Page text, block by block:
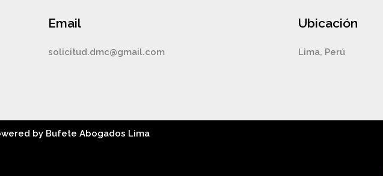
Email
solicitud.dmc@gmail.com
Ubicación
Lima, Perú
by Bufete Abogados Lima